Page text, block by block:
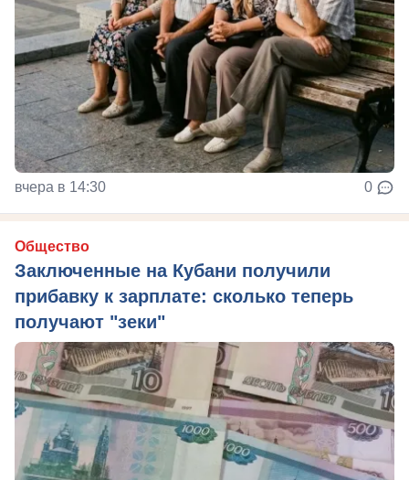
вчера в 14:30 0
Общество
Заключенные на Кубани получили
прибавку к зарплате: сколько теперь
получают "зеки"